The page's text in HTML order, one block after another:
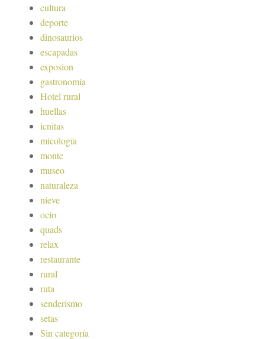
cultura
deporte
dinosaurios
escapadas
exposion
gastronomía
Hotel rural
huellas
icnitas
micología
monte
museo
naturaleza
nieve
ocio
quads
relax
restaurante
rural
ruta
senderismo
setas
Sin categoría